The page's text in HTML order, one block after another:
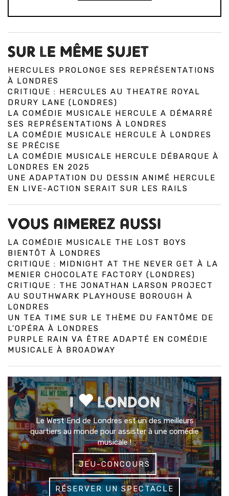
SUR LE MÊME SUJET
HERCULES PROLONGE SES REPRÉSENTATIONS
À LONDRES
CRITIQUE : HERCULES AU THEATRE ROYAL
DRURY LANE (LONDRES)
LA COMÉDIE MUSICALE HERCULE A DÉMARRÉ
SES REPRÉSENTATIONS À LONDRES
LA COMÉDIE MUSICALE HERCULE À LONDRES
SE PRÉCISE
LA COMÉDIE MUSICALE HERCULE DÉBARQUE À
LONDRES EN 2025
UNE ADAPTATION DU DESSIN ANIMÉ HERCULE
EN LIVE-ACTION SERAIT SUR LES RAILS
VOUS AIMEREZ AUSSI
LA COMÉDIE MUSICALE THE LOST BOYS
BIENTÔT À LONDRES
CRITIQUE : MIDNIGHT AT THE NEVER GET À LA
MENIER CHOCOLATE FACTORY (LONDRES)
CRITIQUE : THE JONATHAN LARSON PROJECT
AU SOUTHWARK PLAYHOUSE BOROUGH À
LONDRES
UN TEA TIME SUR LE THÈME DU FANTÔME DE
L’OPÉRA À LONDRES
PURPLE RAIN VA ÊTRE ADAPTÉ EN COMÉDIE
MUSICALE À BROADWAY
I LONDON
Le West End de Londres est un des meilleurs
quartiers au monde pour assister à une comédie
musicale !
JEU-CONCOURS
RÉSERVER UN SPECTACLE